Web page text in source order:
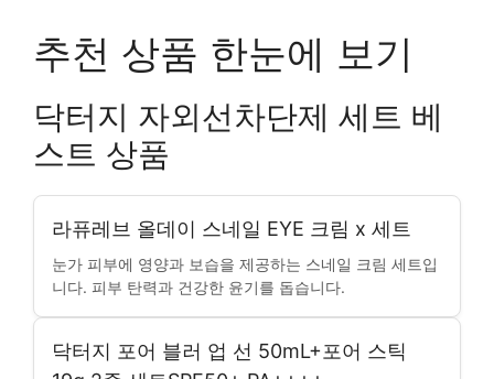
추천 상품 한눈에 보기
닥터지 자외선차단제 세트 베
스트 상품
라퓨레브 올데이 스네일 EYE 크림 x 세트
눈가 피부에 영양과 보습을 제공하는 스네일 크림 세트입
니다. 피부 탄력과 건강한 윤기를 돕습니다.
닥터지 포어 블러 업 선 50mL+포어 스틱